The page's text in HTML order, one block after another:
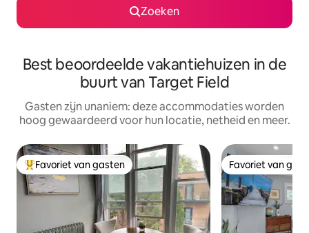
Zoeken
Best beoordeelde vakantiehuizen in de
buurt van Target Field
Gasten zijn unaniem: deze accommodaties worden
hoog gewaardeerd voor hun locatie, netheid en meer.
Topfavoriet van gasten
Favoriet van gasten Favoriet van
Favoriet van